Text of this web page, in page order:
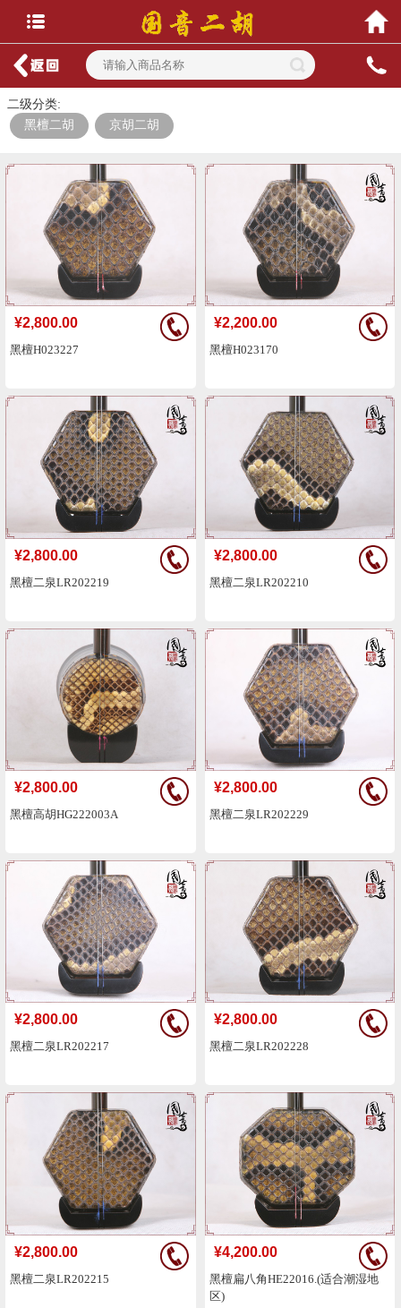
二级分类:
黑檀二胡
京胡二胡
黑檀H023227
¥2,800.00
黑檀H023170
¥2,200.00
黑檀二泉LR202219
¥2,800.00
黑檀二泉LR202210
¥2,800.00
黑檀高胡HG222003A
¥2,800.00
黑檀二泉LR202229
¥2,800.00
黑檀二泉LR202217
¥2,800.00
黑檀二泉LR202228
¥2,800.00
黑檀二泉LR202215
¥2,800.00
黑檀扁八角HE22016.(适合潮湿地
区)
¥4,200.00